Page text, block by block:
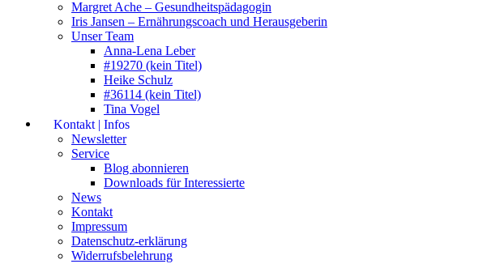
Margret Ache – Gesundheitspädagogin
Iris Jansen – Ernährungscoach und Herausgeberin
Unser Team
Anna-Lena Leber
#19270 (kein Titel)
Heike Schulz
#36114 (kein Titel)
Tina Vogel
Kontakt | Infos
Newsletter
Service
Blog abonnieren
Downloads für Interessierte
News
Kontakt
Impressum
Datenschutz-erklärung
Widerrufsbelehrung